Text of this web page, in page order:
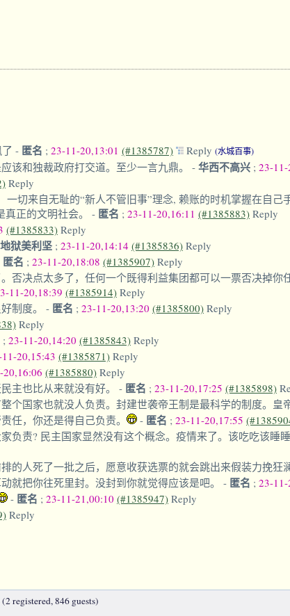
- 匿名 ; 23-11-20,13:01 (#1385787) Reply (水城百事)
该和独裁政府打交道。至少一言九鼎。 - 华西不高兴 ; 23-
Reply
切来自无耻的“新人不管旧事”理念, 赖账的时机掌握在自
正的文明社会。 - 匿名 ; 23-11-20,16:11 (#1385883) Reply
(#1385833) Reply
狱美利坚 ; 23-11-20,14:14 (#1385836) Reply
匿名 ; 23-11-20,18:08 (#1385907) Reply
否决点太多了，任何一个既得利益集团都可以一票否决掉
11-20,18:39 (#1385914) Reply
制度。 - 匿名 ; 23-11-20,13:20 (#1385800) Reply
Reply
; 23-11-20,14:20 (#1385843) Reply
20,15:43 (#1385871) Reply
20,16:06 (#1385880) Reply
主也比从来就没有好。 - 匿名 ; 23-11-20,17:25 (#1385898)
个国家也就没人负责。封建世袭帝王制是最科学的制度。皇
任，你还是得自己负责。
- 匿名 ; 23-11-20,17:55
负责? 民主国家显然没有这个概念。疫情来了。该吃吃该睡
的人死了一批之后，愿意收获选票的就会跳出来假装力挽狂
就把你往死里封。没封到你就觉得应该是吧。 - 匿名 ; 23-11-
- 匿名 ; 23-11-21,00:10 (#1385947) Reply
Reply
registered, 846 guests)